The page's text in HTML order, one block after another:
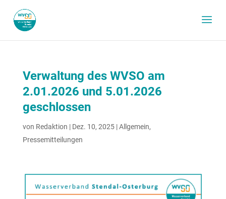
Verwaltung des WVSO am
2.01.2026 und 5.01.2026
geschlossen
von Redaktion | Dez. 10, 2025|Allgemein,
Pressemitteilungen